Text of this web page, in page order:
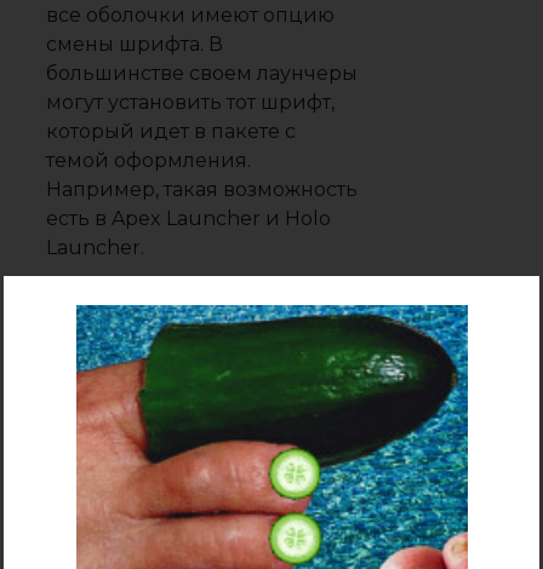
все оболочки имеют опцию
смены шрифта. В
большинстве своем лаунчеры
могут установить тот шрифт,
который идет в пакете с
темой оформления.
Например, такая возможность
есть в Apex Launcher и Holo
Launcher.
Дополнительные опции по
замене шрифта присутствуют
и в Action Launcher 3, который
предлагает изменить его
стиль на один из вариантов